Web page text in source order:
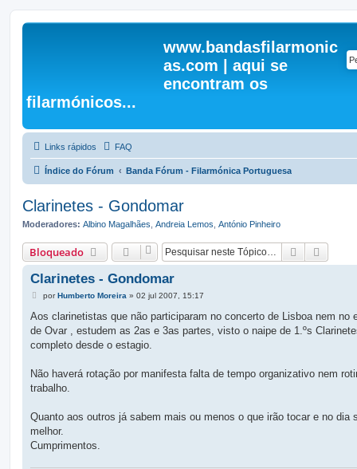
www.bandasfilarmonic
as.com | aqui se
encontram os
filarmónicos...
Links rápidos FAQ
Índice do Fórum Banda Fórum - Filarmónica Portuguesa
Clarinetes - Gondomar
Moderadores: Albino Magalhães Andreia Lemos António Pinheiro
Bloqueado Pesquisar
Clarinetes - Gondomar
M
n
a
g
porHumberto Moreira » 02 jul 2007, 15:17
Aos clarinetistas que não participaram no concerto de Lisboa nem no
de Ovar , estudem as 2as e 3as partes, visto o naipe de 1.ºs
completo desde o estagio.
Não haverá rotação por manifesta falta de tempo organizativo nem
trabalho.
Quanto aos outros já sabem mais ou menos o que irão tocar e no dia
melhor.
Cumprimentos.